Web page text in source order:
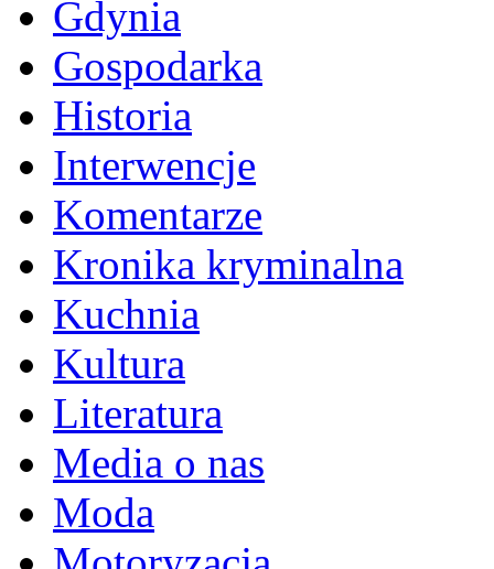
Gdynia
Gospodarka
Historia
Interwencje
Komentarze
Kronika kryminalna
Kuchnia
Kultura
Literatura
Media o nas
Moda